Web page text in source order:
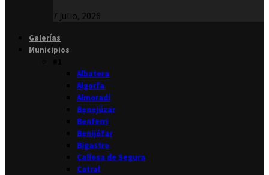
7 julio, 2026
Galerías
Municipios
Albatera
Algorfa
Almoradí
Benejúzar
Benferri
Benijófar
Bigastro
Callosa de Segura
Catral